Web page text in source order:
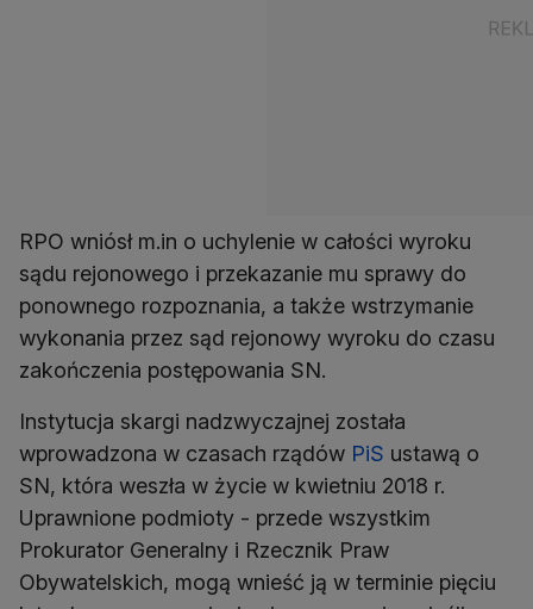
RPO wniósł m.in o uchylenie w całości wyroku
sądu rejonowego i przekazanie mu sprawy do
ponownego rozpoznania, a także wstrzymanie
wykonania przez sąd rejonowy wyroku do czasu
zakończenia postępowania SN.
Instytucja skargi nadzwyczajnej została
wprowadzona w czasach rządów PiS ustawą o
SN, która weszła w życie w kwietniu 2018 r.
Uprawnione podmioty - przede wszystkim
Prokurator Generalny i Rzecznik Praw
Obywatelskich, mogą wnieść ją w terminie pięciu